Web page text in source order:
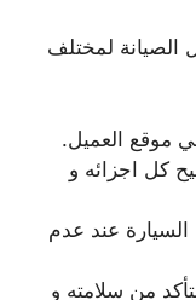
الصيانة لمختلف
موقع العميل.
كل اجزائه و
عند عدم
من سلامته و